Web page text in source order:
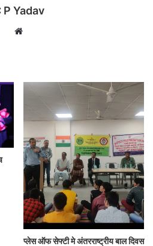
P Yadav
Website
प्लेस ऑफ सेफ्टी मे अंतरराष्ट्रीय बाल दिवस